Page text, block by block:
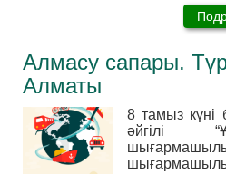
Алмасу сапары.
Алматы
8 тамыз күні
әйгілі